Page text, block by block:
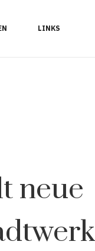
LINKS
neue